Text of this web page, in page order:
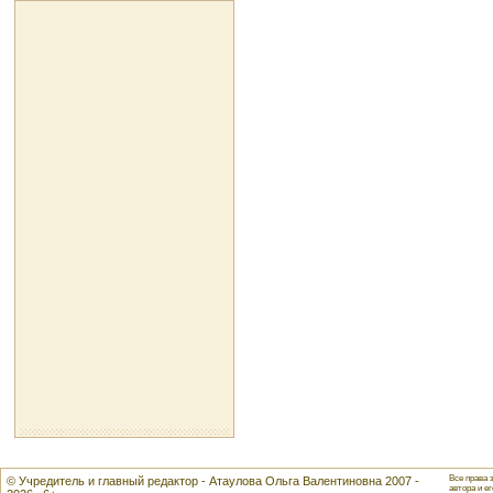
© Учредитель и главный редактор - Атаулова Ольга Валентиновна 2007 -
Все права
автора и